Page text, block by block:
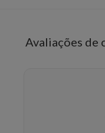
Brilho duradouro
Preparar
apropriadas.
Avaliações de